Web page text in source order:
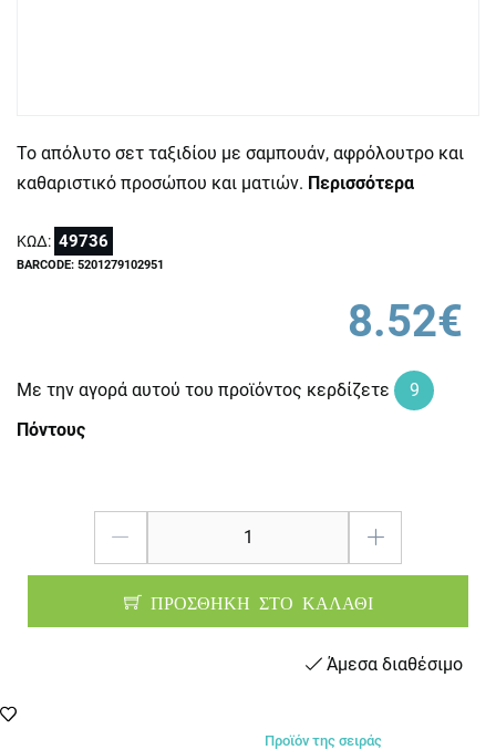
Το απόλυτο σετ ταξιδίου με σαμπουάν, αφρόλουτρο και
καθαριστικό προσώπου και ματιών. Περισσότερα
ΚΩΔ: 49736
BARCODE: 5201279102951
8.52€
Με την αγορά αυτού του προϊόντος κερδίζετε
9
Πόντους
ΠΡΟΣΘΗΚΗ ΣΤΟ ΚΑΛΑΘΙ
Άμεσα διαθέσιμο
Προϊόν της σειράς